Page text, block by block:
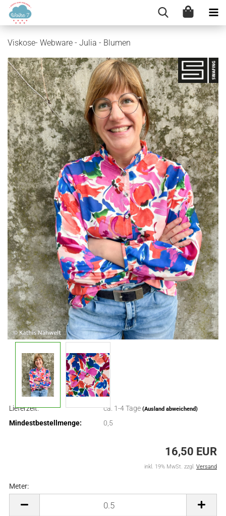
Viskose- Webware - Julia - Blumen
Lieferzeit: ca. 1-4 Tage (Ausland abweichend)
Mindestbestellmenge: 0,5
16,50 EUR
inkl. 19% MwSt. zzgl. Versand
Meter: